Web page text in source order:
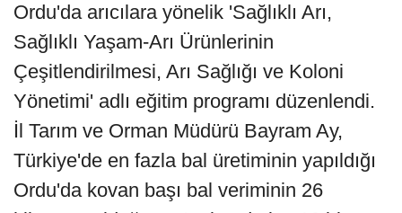
Ordu'da arıcılara yönelik 'Sağlıklı Arı,
Sağlıklı Yaşam-Arı Ürünlerinin
Çeşitlendirilmesi, Arı Sağlığı ve Koloni
Yönetimi' adlı eğitim programı düzenlendi.
İl Tarım ve Orman Müdürü Bayram Ay,
Türkiye'de en fazla bal üretiminin yapıldığı
Ordu'da kovan başı bal veriminin 26